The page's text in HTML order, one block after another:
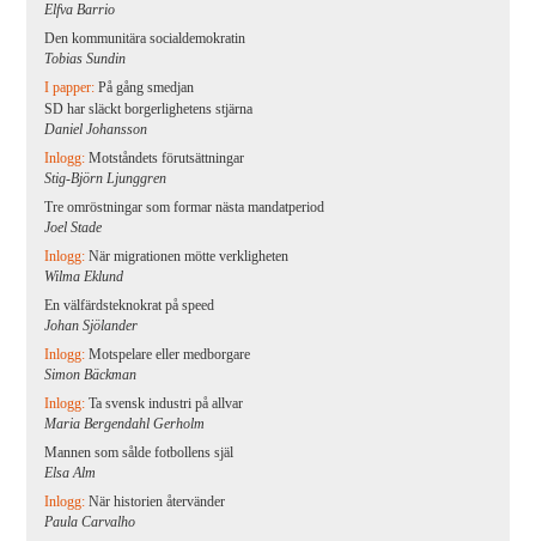
Elfva Barrio
Den kommunitära socialdemokratin
Tobias Sundin
I papper:På gång smedjan
SD har släckt borgerlighetens stjärna
Daniel Johansson
Inlogg:Motståndets förutsättningar
Stig-Björn Ljunggren
Tre omröstningar som formar nästa mandatperiod
Joel Stade
Inlogg:När migrationen mötte verkligheten
Wilma Eklund
En välfärdsteknokrat på speed
Johan Sjölander
Inlogg:Motspelare eller medborgare
Simon Bäckman
Inlogg:Ta svensk industri på allvar
Maria Bergendahl Gerholm
Mannen som sålde fotbollens själ
Elsa Alm
Inlogg:När historien återvänder
Paula Carvalho